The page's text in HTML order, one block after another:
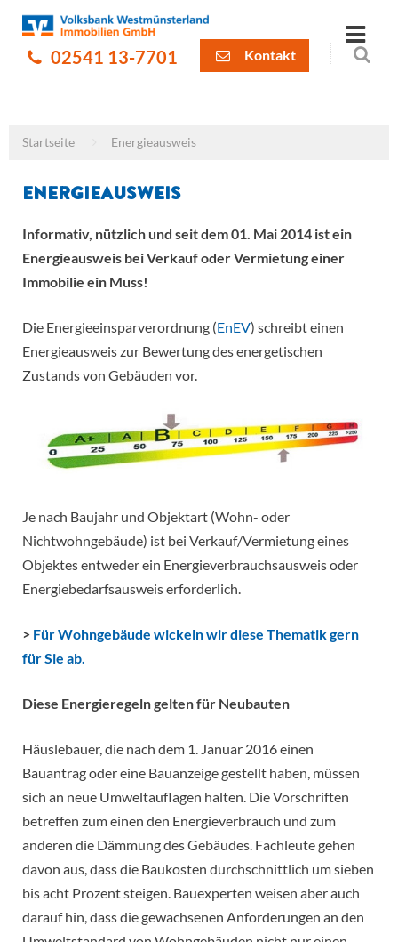
02541 13-7701 Kontakt
Startseite Energieausweis
Energieausweis
Informativ, nützlich und seit dem 01. Mai 2014 ist ein
Energieausweis bei Verkauf oder Vermietung einer
Immobilie ein Muss!
Die Energieeinsparverordnung (EnEV) schreibt einen
Energieausweis zur Bewertung des energetischen
Zustands von Gebäuden vor.
Je nach Baujahr und Objektart (Wohn- oder
Nichtwohngebäude) ist bei Verkauf/Vermietung eines
Objektes entweder ein Energieverbrauchsausweis oder
Energiebedarfsausweis erforderlich.
> Für Wohngebäude wickeln wir diese Thematik gern
für Sie ab.
Diese Energieregeln gelten für Neubauten
Häuslebauer, die nach dem 1. Januar 2016 einen
Bauantrag oder eine Bauanzeige gestellt haben, müssen
sich an neue Umweltauflagen halten. Die Vorschriften
betreffen zum einen den Energieverbrauch und zum
anderen die Dämmung des Gebäudes. Fachleute gehen
davon aus, dass die Baukosten durchschnittlich um sieben
bis acht Prozent steigen. Bauexperten weisen aber auch
darauf hin, dass die gewachsenen Anforderungen an den